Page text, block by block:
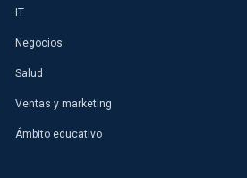
IT
Negocios
Salud
Ventas y marketing
Ámbito educativo